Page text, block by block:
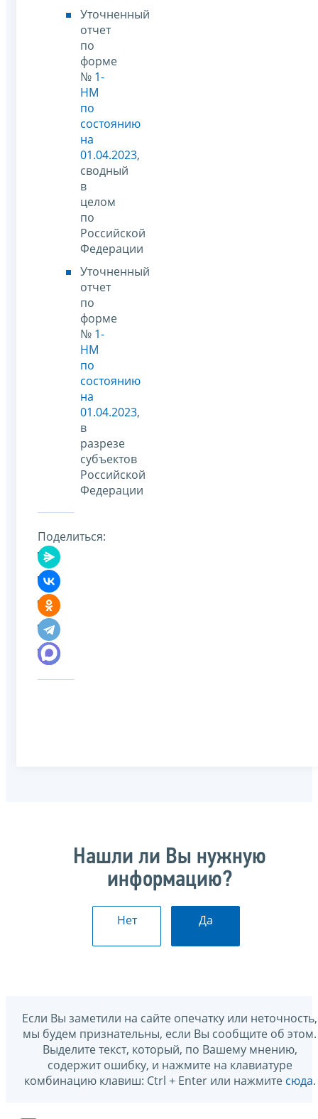
Уточненный
отчет
по
форме
№ 1-
НМ
по
состоянию
на
01.04.2023,
сводный
в
целом
по
Российской
Федерации
Уточненный
отчет
по
форме
№ 1-
НМ
по
состоянию
на
01.04.2023,
в
разрезе
субъектов
Российской
Федерации
Поделиться:
Нашли ли Вы нужную
информацию?
Нет Да
Если Вы заметили на сайте опечатку или неточность,
мы будем признательны, если Вы сообщите об этом.
Выделите текст, который, по Вашему мнению,
содержит ошибку, и нажмите на клавиатуре
комбинацию клавиш: Ctrl + Enter или нажмите сюда.